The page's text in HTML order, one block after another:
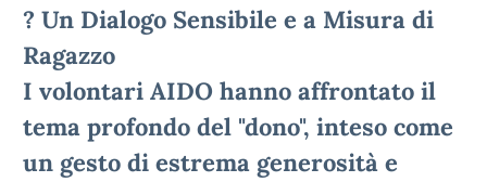
? Un Dialogo Sensibile e a Misura di
Ragazzo
I volontari AIDO hanno affrontato il
tema profondo del "dono", inteso come
un gesto di estrema generosità e